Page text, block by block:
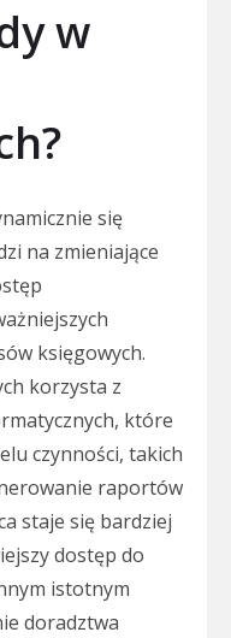
w
się
na zmieniające
księgowych.
korzysta z
które
czynności, takich
raportów
staje się bardziej
dostęp do
istotnym
doradztwa